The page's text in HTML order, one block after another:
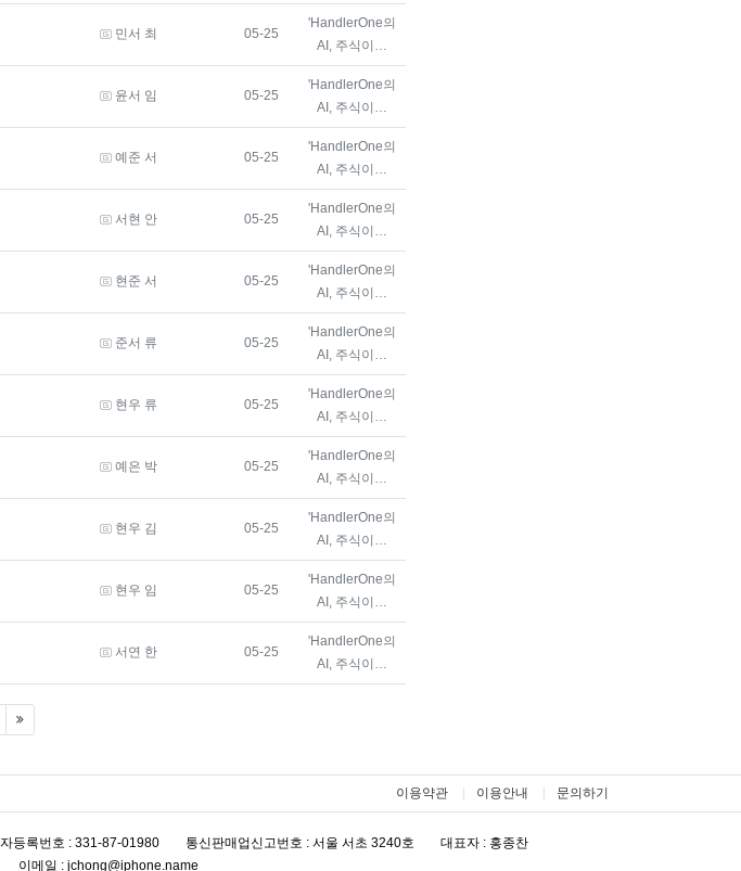
등록자
민서 최 등록일
05-25
'HandlerOne의
AI, 주식이…
등록자
윤서 임 등록일
05-25
'HandlerOne의
AI, 주식이…
등록자
예준 서 등록일
05-25
'HandlerOne의
AI, 주식이…
등록자
서현 안 등록일
05-25
'HandlerOne의
AI, 주식이…
등록자
현준 서 등록일
05-25
'HandlerOne의
AI, 주식이…
등록자
준서 류 등록일
05-25
'HandlerOne의
AI, 주식이…
등록자
현우 류 등록일
05-25
'HandlerOne의
AI, 주식이…
등록자
예은 박 등록일
05-25
'HandlerOne의
AI, 주식이…
등록자
현우 김 등록일
05-25
'HandlerOne의
AI, 주식이…
등록자
현우 임 등록일
05-25
'HandlerOne의
AI, 주식이…
등록자
서연 한 등록일
05-25
'HandlerOne의
AI, 주식이…
(last)
이용약관 이용안내 문의하기
등록번호 : 331-87-01980 통신판매업신고번호 : 서울 서초 3240호
대표자 : 홍종찬
이메일 : jchong@iphone.name